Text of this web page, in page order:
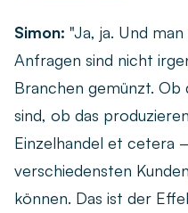
Simon: "Ja, ja. Und
Anfragen sind nicht
Branchen gemünzt. Ob
sind, ob das
Einzelhandel et cetera
verschiedensten
können. Das ist der